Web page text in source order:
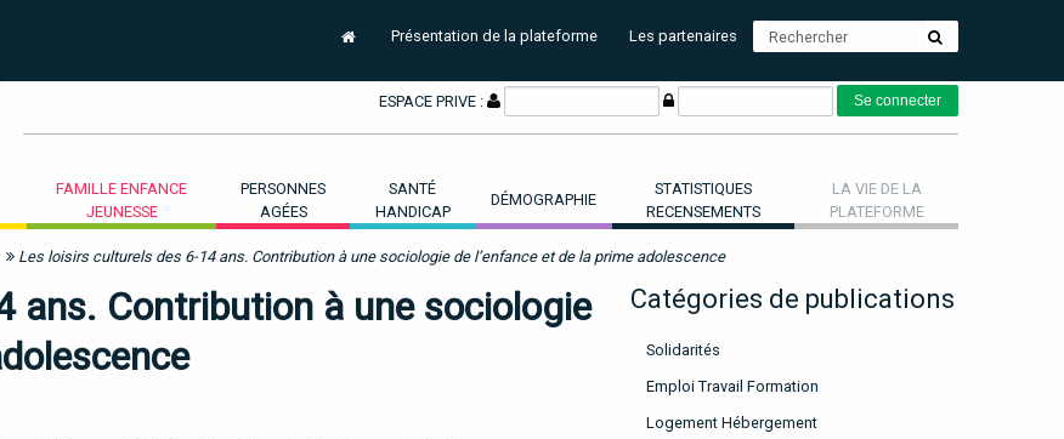
Présentation de la plateforme Les partenaires
ESPACE PRIVE :
FAMILLE ENFANCE
JEUNESSE
PERSONNES
AGÉES
SANTÉ
HANDICAP
DÉMOGRAPHIE
STATISTIQUES
RECENSEMENTS
LA VIE DE LA
PLATEFORME
Les loisirs culturels des 6-14 ans. Contribution à une sociologie de l’enfance et de la prime adolescence
ans. Contribution à une sociologie
Catégories de publications
Solidarités
Emploi Travail Formation
Logement Hébergement